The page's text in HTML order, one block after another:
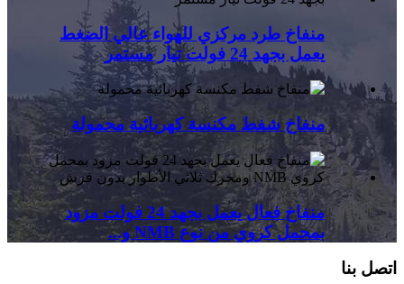
منفاخ طرد مركزي للهواء عالي الضغط
يعمل بجهد 24 فولت تيار مستمر
منفاخ شفط مكنسة كهربائية محمولة
منفاخ فعال يعمل بجهد 24 فولت مزود
بمحمل كروي من نوع NMB و...
اتصل بنا